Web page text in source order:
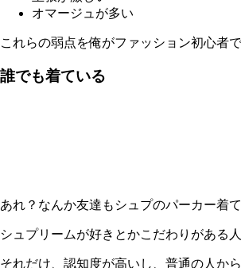
オマージュが多い
これらの弱点を俺がファッション初心者
誰でも着ている
あれ？なんか友達もシュプのパーカー着
シュプリームが好きとかこだわりがある
それだけ、認知度が高いし、普通の人か